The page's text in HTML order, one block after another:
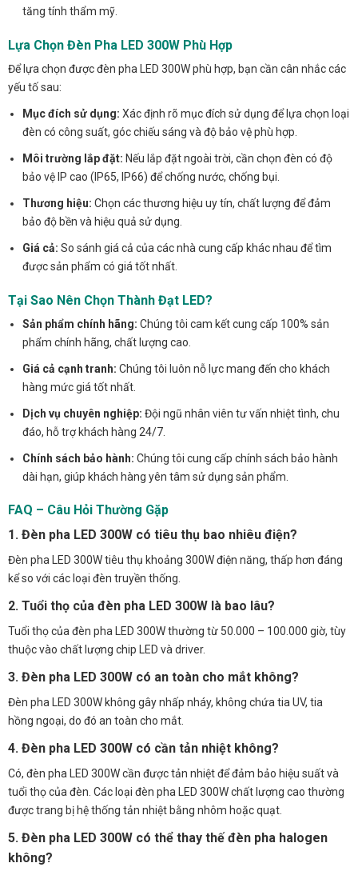
tăng tính thẩm mỹ.
Lựa Chọn Đèn Pha LED 300W Phù Hợp
Để lựa chọn được đèn pha LED 300W phù hợp, bạn cần cân nhắc các
yếu tố sau:
Mục đích sử dụng: Xác định rõ mục đích sử dụng để lựa chọn loại
đèn có công suất, góc chiếu sáng và độ bảo vệ phù hợp.
Môi trường lắp đặt: Nếu lắp đặt ngoài trời, cần chọn đèn có độ
bảo vệ IP cao (IP65, IP66) để chống nước, chống bụi.
Thương hiệu: Chọn các thương hiệu uy tín, chất lượng để đảm
bảo độ bền và hiệu quả sử dụng.
Giá cả: So sánh giá cả của các nhà cung cấp khác nhau để tìm
được sản phẩm có giá tốt nhất.
Tại Sao Nên Chọn Thành Đạt LED?
Sản phẩm chính hãng: Chúng tôi cam kết cung cấp 100% sản
phẩm chính hãng, chất lượng cao.
Giá cả cạnh tranh: Chúng tôi luôn nỗ lực mang đến cho khách
hàng mức giá tốt nhất.
Dịch vụ chuyên nghiệp: Đội ngũ nhân viên tư vấn nhiệt tình, chu
đáo, hỗ trợ khách hàng 24/7.
Chính sách bảo hành: Chúng tôi cung cấp chính sách bảo hành
dài hạn, giúp khách hàng yên tâm sử dụng sản phẩm.
FAQ – Câu Hỏi Thường Gặp
1. Đèn pha LED 300W có tiêu thụ bao nhiêu điện?
Đèn pha LED 300W tiêu thụ khoảng 300W điện năng, thấp hơn đáng
kể so với các loại đèn truyền thống.
2. Tuổi thọ của đèn pha LED 300W là bao lâu?
Tuổi thọ của đèn pha LED 300W thường từ 50.000 – 100.000 giờ, tùy
thuộc vào chất lượng chip LED và driver.
3. Đèn pha LED 300W có an toàn cho mắt không?
Đèn pha LED 300W không gây nhấp nháy, không chứa tia UV, tia
hồng ngoại, do đó an toàn cho mắt.
4. Đèn pha LED 300W có cần tản nhiệt không?
Có, đèn pha LED 300W cần được tản nhiệt để đảm bảo hiệu suất và
tuổi thọ của đèn. Các loại đèn pha LED 300W chất lượng cao thường
được trang bị hệ thống tản nhiệt bằng nhôm hoặc quạt.
5. Đèn pha LED 300W có thể thay thế đèn pha halogen
không?